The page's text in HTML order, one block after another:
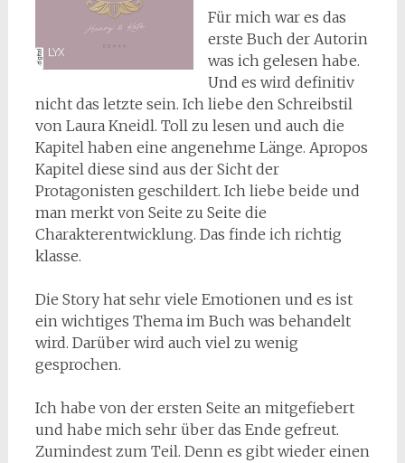
Für mich war es das
erste Buch der Autorin
was ich gelesen habe.
Und es wird definitiv
nicht das letzte sein. Ich liebe den Schreibstil
von Laura Kneidl. Toll zu lesen und auch die
Kapitel haben eine angenehme Länge. Apropos
Kapitel diese sind aus der Sicht der
Protagonisten geschildert. Ich liebe beide und
man merkt von Seite zu Seite die
Charakterentwicklung. Das finde ich richtig
klasse.
Die Story hat sehr viele Emotionen und es ist
ein wichtiges Thema im Buch was behandelt
wird. Darüber wird auch viel zu wenig
gesprochen.
Ich habe von der ersten Seite an mitgefiebert
und habe mich sehr über das Ende gefreut.
Zumindest zum Teil. Denn es gibt wieder einen